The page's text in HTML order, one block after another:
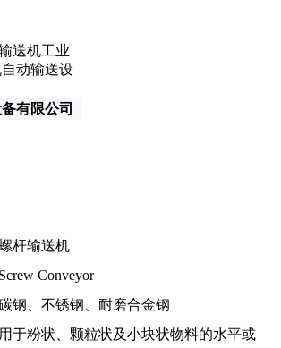
有限公司
杆输送机
Screw Conveyor
钢、不锈钢、耐磨合金钢
用于粉状、颗粒状及小块状物料的水平或